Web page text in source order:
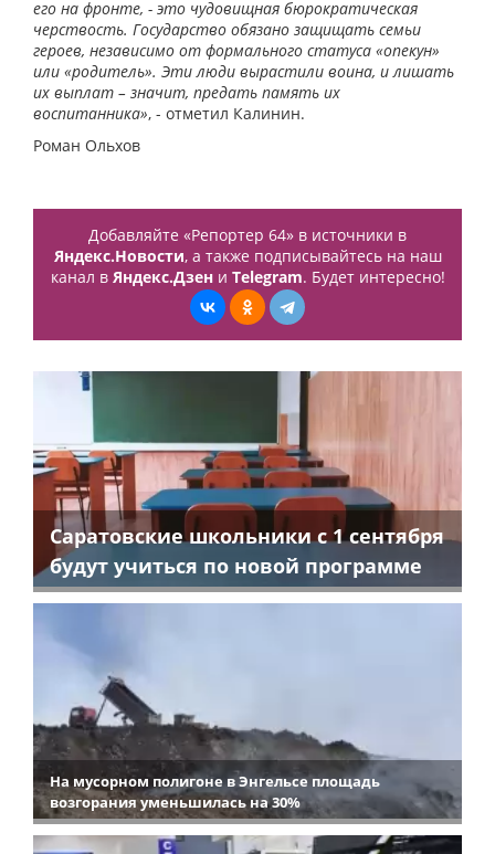
его на фронте, - это чудовищная бюрократическая
черствость. Государство обязано защищать семьи
героев, независимо от формального статуса «опекун»
или «родитель». Эти люди вырастили воина, и лишать
их выплат – значит, предать память их
воспитанника», - отметил Калинин.
Роман Ольхов
Добавляйте «Репортер 64» в источники в
Яндекс.Новости, а также подписывайтесь на наш
канал в Яндекс.Дзени Telegram. Будет интересно!
Саратовские школьники с 1 сентября
будут учиться по новой программе
На мусорном полигоне в Энгельсе площадь
возгорания уменьшилась на 30%